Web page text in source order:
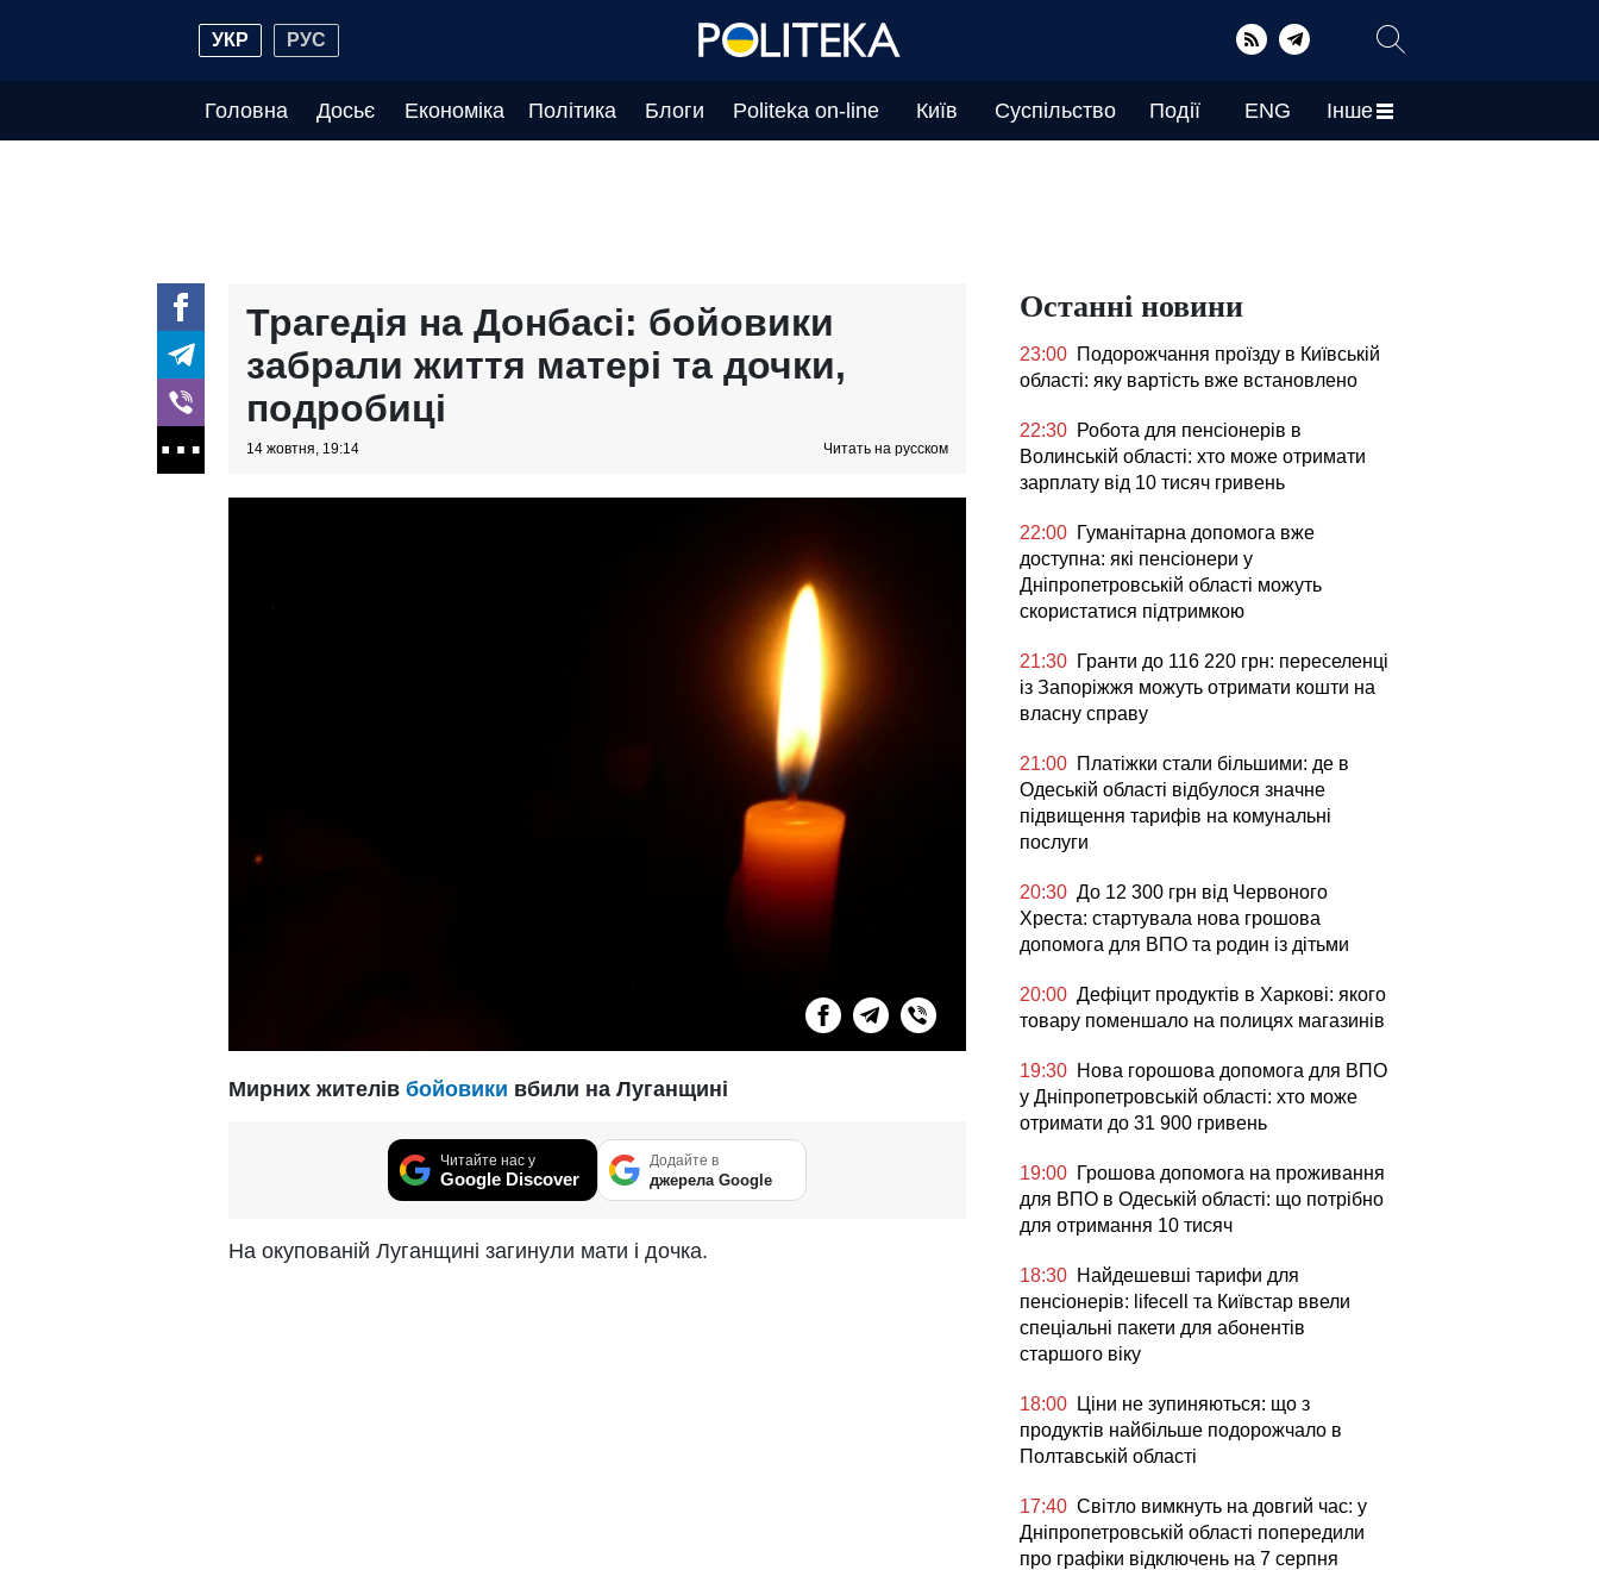
УКР РУС
Головна Досьє Економіка Політика Блоги Politeka on-line Київ Суспільство Події ENG Інше
Трагедія на Донбасі: бойовики
забрали життя матері та дочки,
подробиці
14 жовтня, 19:14 Читать на русском
Мирних жителів бойовики вбили на Луганщині
Читайте нас у
Google Discover
Додайте в
джерела Google
На окупованій Луганщині загинули мати і дочка.
Останні новини
23:00 Подорожчання проїзду в Київській
області: яку вартість вже встановлено
22:30 Робота для пенсіонерів в
Волинській області: хто може отримати
зарплату від 10 тисяч гривень
22:00 Гуманітарна допомога вже
доступна: які пенсіонери у
Дніпропетровській області можуть
скористатися підтримкою
21:30 Гранти до 116 220 грн: переселенці
із Запоріжжя можуть отримати кошти на
власну справу
21:00 Платіжки стали більшими: де в
Одеській області відбулося значне
підвищення тарифів на комунальні
послуги
20:30 До 12 300 грн від Червоного
Хреста: стартувала нова грошова
допомога для ВПО та родин із дітьми
20:00 Дефіцит продуктів в Харкові: якого
товару поменшало на полицях магазинів
19:30 Нова горошова допомога для ВПО
у Дніпропетровській області: хто може
отримати до 31 900 гривень
19:00 Грошова допомога на проживання
для ВПО в Одеській області: що потрібно
для отримання 10 тисяч
18:30 Найдешевші тарифи для
пенсіонерів: lifecell та Київстар ввели
спеціальні пакети для абонентів
старшого віку
18:00
Ціни не зупиняються: що з
продуктів найбільше подорожчало в
Полтавській області
17:40 Світло вимкнуть на довгий час: у
Дніпропетровській області попередили
про графіки відключень на 7 серпня